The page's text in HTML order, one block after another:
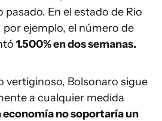
pasado. En el estado de Rio
por ejemplo, el número de
1.500% en dos semanas.
vertiginoso, Bolsonaro sigue
a cualquier medida
no soportaría un